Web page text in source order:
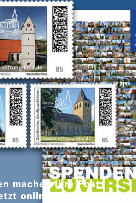
machen Ihre Post
online bestellen